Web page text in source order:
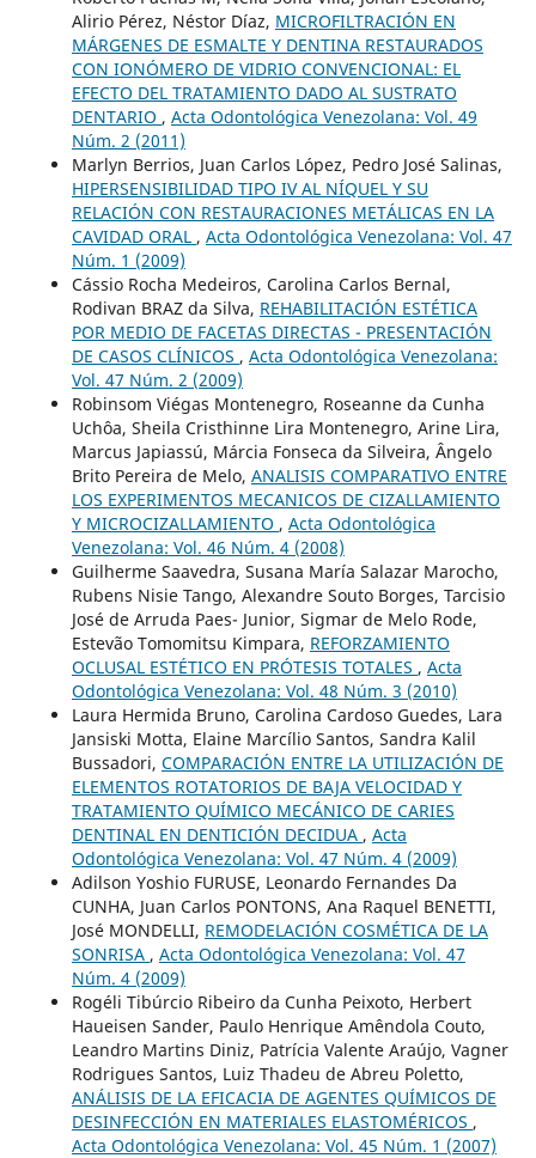
Alirio Pérez, Néstor Díaz, MICROFILTRACIÓN EN
MÁRGENES DE ESMALTE Y DENTINA RESTAURADOS
CON IONÓMERO DE VIDRIO CONVENCIONAL: EL
EFECTO DEL TRATAMIENTO DADO AL SUSTRATO
DENTARIO , Acta Odontológica Venezolana: Vol. 49
Núm. 2 (2011)
Marlyn Berrios, Juan Carlos López, Pedro José Salinas,
HIPERSENSIBILIDAD TIPO IV AL NÍQUEL Y SU
RELACIÓN CON RESTAURACIONES METÁLICAS EN LA
CAVIDAD ORAL , Acta Odontológica Venezolana: Vol. 47
Núm. 1 (2009)
Cássio Rocha Medeiros, Carolina Carlos Bernal,
Rodivan BRAZ da Silva, REHABILITACIÓN ESTÉTICA
POR MEDIO DE FACETAS DIRECTAS - PRESENTACIÓN
DE CASOS CLÍNICOS , Acta Odontológica Venezolana:
Vol. 47 Núm. 2 (2009)
Robinsom Viégas Montenegro, Roseanne da Cunha
Uchôa, Sheila Cristhinne Lira Montenegro, Arine Lira,
Marcus Japiassú, Márcia Fonseca da Silveira, Ângelo
Brito Pereira de Melo, ANALISIS COMPARATIVO ENTRE
LOS EXPERIMENTOS MECANICOS DE CIZALLAMIENTO
Y MICROCIZALLAMIENTO , Acta Odontológica
Venezolana: Vol. 46 Núm. 4 (2008)
Guilherme Saavedra, Susana María Salazar Marocho,
Rubens Nisie Tango, Alexandre Souto Borges, Tarcisio
José de Arruda Paes- Junior, Sigmar de Melo Rode,
Estevão Tomomitsu Kimpara, REFORZAMIENTO
OCLUSAL ESTÉTICO EN PRÓTESIS TOTALES , Acta
Odontológica Venezolana: Vol. 48 Núm. 3 (2010)
Laura Hermida Bruno, Carolina Cardoso Guedes, Lara
Jansiski Motta, Elaine Marcílio Santos, Sandra Kalil
Bussadori, COMPARACIÓN ENTRE LA UTILIZACIÓN DE
ELEMENTOS ROTATORIOS DE BAJA VELOCIDAD Y
TRATAMIENTO QUÍMICO MECÁNICO DE CARIES
DENTINAL EN DENTICIÓN DECIDUA , Acta
Odontológica Venezolana: Vol. 47 Núm. 4 (2009)
Adilson Yoshio FURUSE, Leonardo Fernandes Da
CUNHA, Juan Carlos PONTONS, Ana Raquel BENETTI,
José MONDELLI, REMODELACIÓN COSMÉTICA DE LA
SONRISA , Acta Odontológica Venezolana: Vol. 47
Núm. 4 (2009)
Rogéli Tibúrcio Ribeiro da Cunha Peixoto, Herbert
Haueisen Sander, Paulo Henrique Amêndola Couto,
Leandro Martins Diniz, Patrícia Valente Araújo, Vagner
Rodrigues Santos, Luiz Thadeu de Abreu Poletto,
ANÁLISIS DE LA EFICACIA DE AGENTES QUÍMICOS DE
DESINFECCIÓN EN MATERIALES ELASTOMÉRICOS ,
Acta Odontológica Venezolana: Vol. 45 Núm. 1 (2007)